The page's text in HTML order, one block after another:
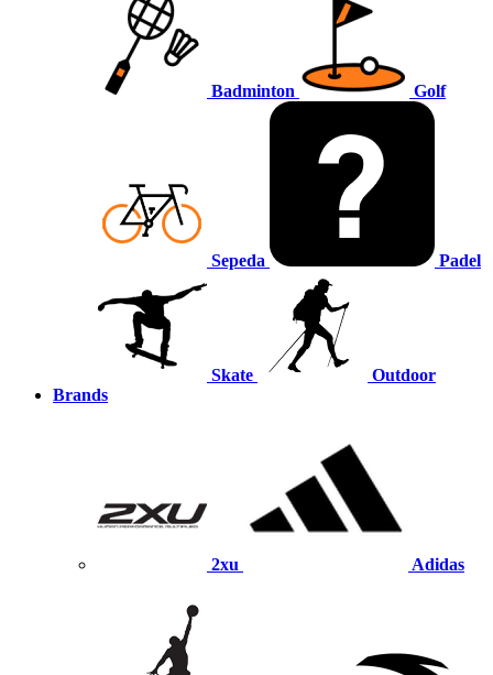
Badminton Golf
Sepeda Padel
Skate
Outdoor
Brands
2xu Adidas